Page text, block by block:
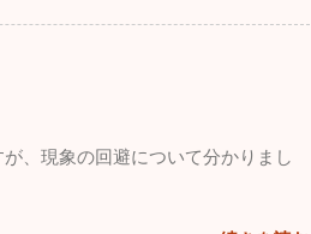
、現象の回避について分かりまし